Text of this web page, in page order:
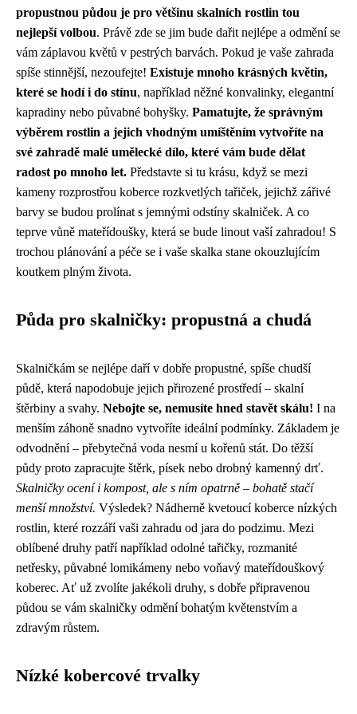
propustnou půdou je pro většinu skalních rostlin tou
nejlepší volbou. Právě zde se jim bude dařit nejlépe a odmění se
vám záplavou květů v pestrých barvách. Pokud je vaše zahrada
spíše stinnější, nezoufejte! Existuje mnoho krásných květin,
které se hodí i do stínu, například něžné konvalinky, elegantní
kapradiny nebo půvabné bohyšky. Pamatujte, že správným
výběrem rostlin a jejich vhodným umíštěním vytvoříte na
své zahradě malé umělecké dílo, které vám bude dělat
radost po mnoho let. Představte si tu krásu, když se mezi
kameny rozprostřou koberce rozkvetlých tařiček, jejichž zářivé
barvy se budou prolínat s jemnými odstíny skalniček. A co
teprve vůně mateřídoušky, která se bude linout vaší zahradou! S
trochou plánování a péče se i vaše skalka stane okouzlujícím
koutkem plným života.
Půda pro skalničky: propustná a chudá
Skalničkám se nejlépe daří v dobře propustné, spíše chudší
půdě, která napodobuje jejich přirozené prostředí – skalní
štěrbiny a svahy. Nebojte se, nemusíte hned stavět skálu! I na
menším záhoně snadno vytvoříte ideální podmínky. Základem je
odvodnění – přebytečná voda nesmí u kořenů stát. Do těžší
půdy proto zapracujte štěrk, písek nebo drobný kamenný drť.
Skalničky ocení i kompost, ale s ním opatrně – bohatě stačí
menší množství. Výsledek? Nádherně kvetoucí koberce nízkých
rostlin, které rozzáří vaši zahradu od jara do podzimu. Mezi
oblíbené druhy patří například odolné tařičky, rozmanité
netřesky, půvabné lomikámeny nebo voňavý mateřídouškový
koberec. Ať už zvolíte jakékoli druhy, s dobře připravenou
půdou se vám skalničky odmění bohatým květenstvím a
zdravým růstem.
Nízké kobercové trvalky